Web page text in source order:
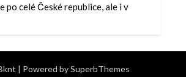
po celé České republice, ale i v
| Powered bySuperbThemes